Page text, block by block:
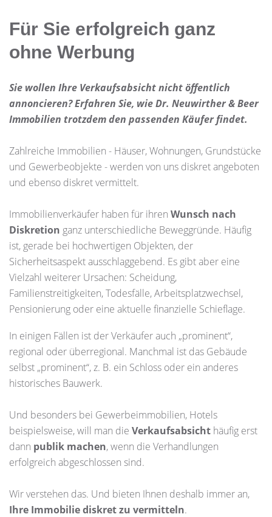
Für Sie erfolgreich ganz
ohne Werbung
Sie wollen Ihre Verkaufsabsicht nicht öffentlich
annoncieren? Erfahren Sie, wie Dr. Neuwirther & Beer
Immobilien trotzdem den passenden Käufer findet.
Zahlreiche Immobilien - Häuser, Wohnungen, Grundstücke
und Gewerbeobjekte - werden von uns diskret angeboten
und ebenso diskret vermittelt.
Immobilienverkäufer haben für ihren Wunsch nach
Diskretion ganz unterschiedliche Beweggründe. Häufig
ist, gerade bei hochwertigen Objekten, der
Sicherheitsaspekt ausschlaggebend. Es gibt aber eine
Vielzahl weiterer Ursachen: Scheidung,
Familienstreitigkeiten, Todesfälle, Arbeitsplatzwechsel,
Pensionierung oder eine aktuelle finanzielle Schieflage.
In einigen Fällen ist der Verkäufer auch „prominent“,
regional oder überregional. Manchmal ist das Gebäude
selbst „prominent“, z. B. ein Schloss oder ein anderes
historisches Bauwerk.
Und besonders bei Gewerbeimmobilien, Hotels
beispielsweise, will man die Verkaufsabsicht häufig erst
dann publik machen, wenn die Verhandlungen
erfolgreich abgeschlossen sind.
Wir verstehen das. Und bieten Ihnen deshalb immer an,
Ihre Immobilie diskret zu vermitteln.